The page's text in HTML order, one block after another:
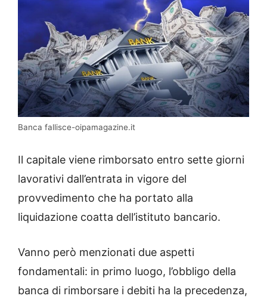
Banca fallisce-oipamagazine.it
Il capitale viene rimborsato entro sette giorni
lavorativi dall’entrata in vigore del
provvedimento che ha portato alla
liquidazione coatta dell’istituto bancario.
Vanno però menzionati due aspetti
fondamentali: in primo luogo, l’obbligo della
banca di rimborsare i debiti ha la precedenza,